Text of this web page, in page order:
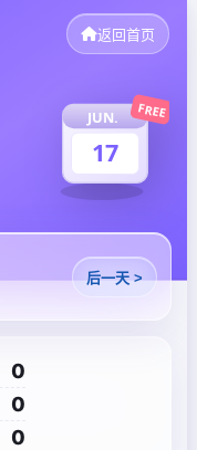
返回首页
JUN.
17
FREE
后一天 >
0
0
0